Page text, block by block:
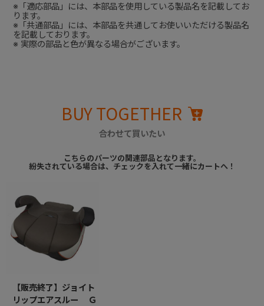
※「適応部品」には、本部品を使用している製品名を記載してお
ります。
※「共通部品」には、本部品を共通してお使いいただける製品名
を記載しております。
※ 実際の部品と色が異なる場合がございます。
BUY TOGETHER
合わせて買いたい
こちらのパーツの関連部品となります。
紛失されている場合は、チェックを入れて一緒にカートへ！
【販売終了】ジョイト
リップエアスルー Ｇ